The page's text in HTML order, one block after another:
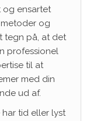
ensartet
og
tegn på, at det
professionel
til at
med din
ud af.
tid eller lyst